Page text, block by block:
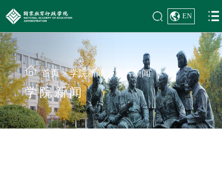
EN
首页>学院新闻 >图片新闻
学院新闻